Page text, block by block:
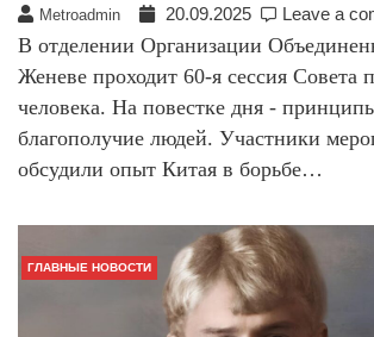
Metroadmin 20.09.2025 Leave a
В отделении Организации
Женеве проходит 60-я сессия Совета
человека. На повестке дня -
благополучие людей. Участники
обсудили опыт Китая в борьбе…
ГЛАВНЫЕ НОВОСТИ